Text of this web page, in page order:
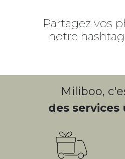
Partagez vos
notre
Miliboo,
des services